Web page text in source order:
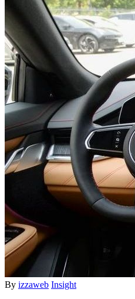
By izzaweb Insight